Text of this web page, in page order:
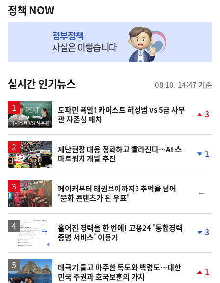
책
NOW,
뉴
스
정책 NOW
실시간 인기뉴스 08.10. 14:47 기준
영
상
도파민 폭발! 카이스트 허성범 vs 5급 사무
관 자존심 매치
상
3
재난현장 대응 정확하고 빨라진다…AI 스
마트워치 개발 추진
하
1
페이커부터 태권브이까지? 추억을 넘어
'문화 콘텐츠가 된 우표'
일
흩어진 경력을 한 번에! 고용24 '통합경력
증명 서비스' 이용기
하
3
태극기 들고 마주한 독도와 백령도…대한
민국 주권과 호국보훈의 가치
1